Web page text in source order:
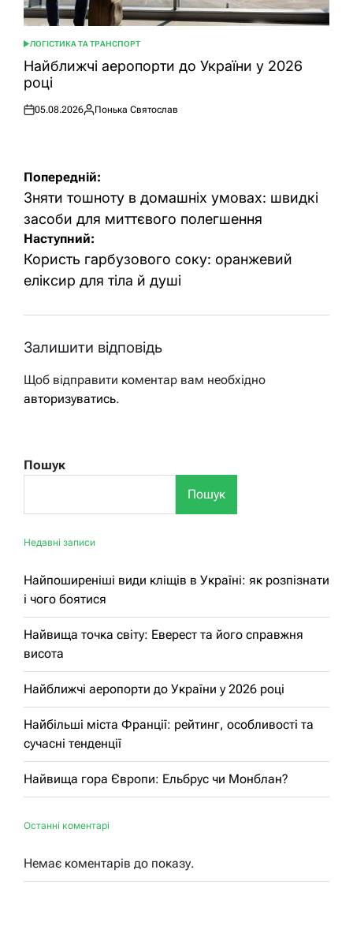
ОПУБЛІКУВАТИ
У
ЛОГІСТИКА ТА ТРАНСПОРТ
Найближчі аеропорти до України у 2026
році
Оприлюднено
05.08.2026
Опубліковано
Понька Святослав
Навігація
записів
Попередній:
Зняти тошноту в домашніх умовах: швидкі
засоби для миттєвого полегшення
Наступний:
Користь гарбузового соку: оранжевий
еліксир для тіла й душі
Залишити відповідь
Щоб відправити коментар вам необхідно
авторизуватись.
Пошук
Пошук
Недавні записи
Найпоширеніші види кліщів в Україні: як розпізнати
і чого боятися
Найвища точка світу: Еверест та його справжня
висота
Найближчі аеропорти до України у 2026 році
Найбільші міста Франції: рейтинг, особливості та
сучасні тенденції
Найвища гора Європи: Ельбрус чи Монблан?
Останні коментарі
Немає коментарів до показу.